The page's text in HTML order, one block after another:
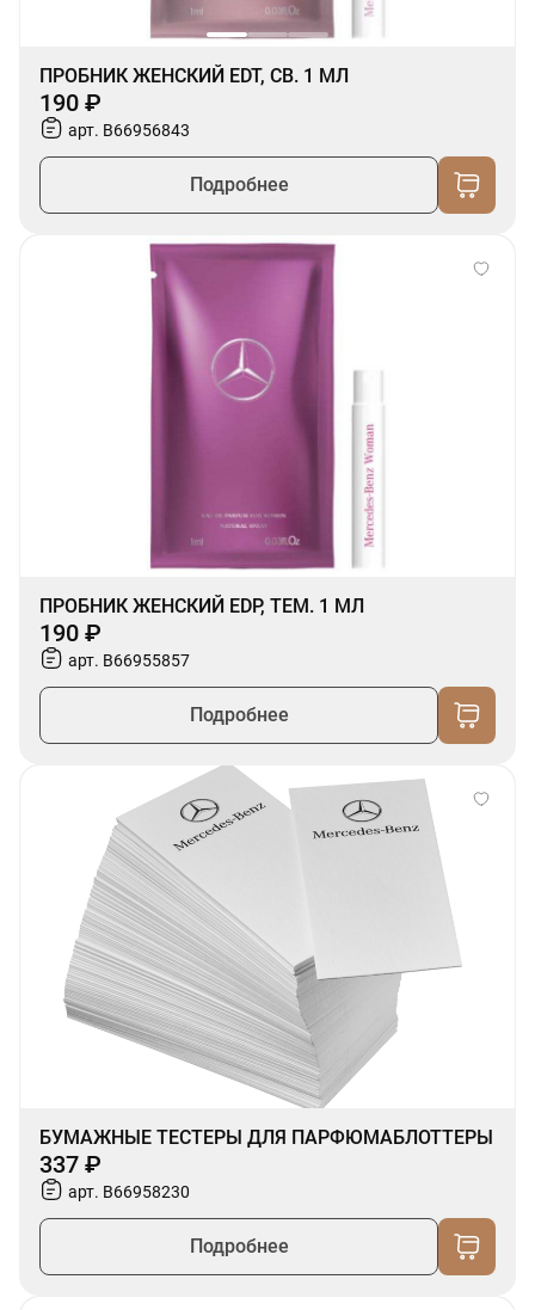
ПРОБНИК ЖЕНСКИЙ EDT, СВ. 1 МЛ
190 ₽
арт. B66956843
Подробнее
ПРОБНИК ЖЕНСКИЙ EDP, ТЕМ. 1 МЛ
190 ₽
арт. B66955857
Подробнее
БУМАЖНЫЕ ТЕСТЕРЫ ДЛЯ ПАРФЮМАБЛОТТЕРЫ
337 ₽
арт. B66958230
Подробнее